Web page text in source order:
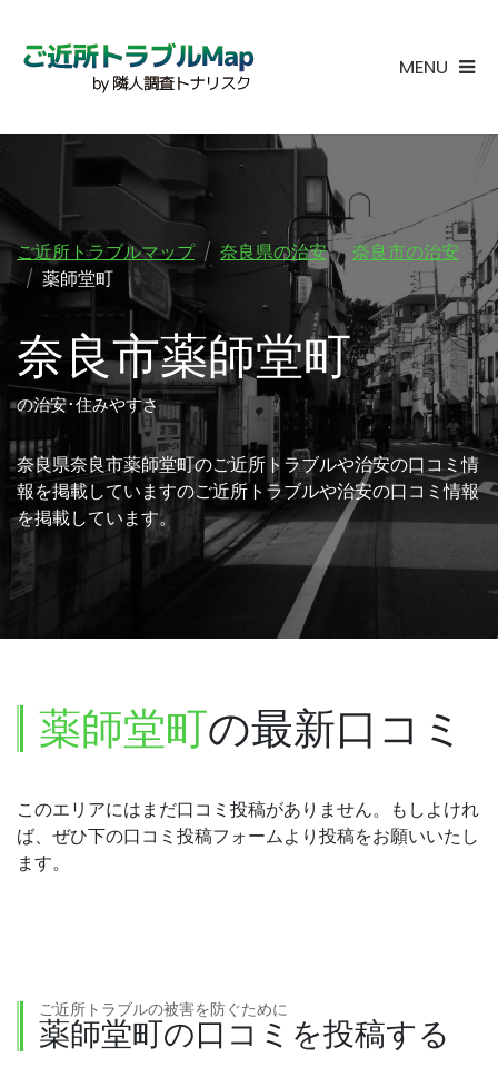
MENU
ご近所トラブルマップ 奈良県の治安
奈良市の治安
薬師堂町
奈良市薬師堂町
の治安･住みやすさ
奈良県奈良市薬師堂町のご近所トラブルや治安の口コミ情
報を掲載していますのご近所トラブルや治安の口コミ情報
を掲載しています。
薬師堂町の最新口コミ
このエリアにはまだ口コミ投稿がありません。もしよけれ
ば、ぜひ下の口コミ投稿フォームより投稿をお願いいたし
ます。
ご近所トラブルの被害を防ぐために
薬師堂町の口コミを投稿する